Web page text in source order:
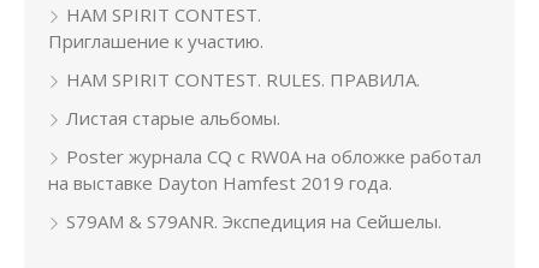
HAM SPIRIT CONTEST.
Приглашение к участию.
HAM SPIRIT CONTEST. RULES. ПРАВИЛА.
Листая старые альбомы.
Poster журнала CQ с RW0A на обложке работал
на выставке Dayton Hamfest 2019 года.
S79AM & S79ANR. Экспедиция на Сейшелы.